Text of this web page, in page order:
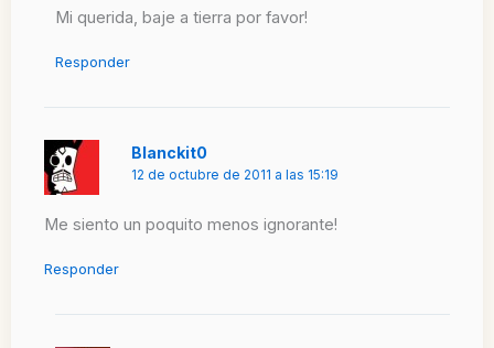
Mi querida, baje a tierra por favor!
Responder
Blanckit0
12 de octubre de 2011 a las 15:19
Me siento un poquito menos ignorante!
Responder